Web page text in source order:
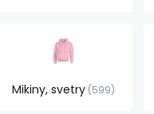
Mikiny, svetry 599